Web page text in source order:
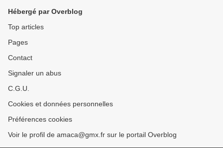
Hébergé par Overblog
Top articles
Pages
Contact
Signaler un abus
C.G.U.
Cookies et données personnelles
Préférences cookies
Voir le profil de amaca@gmx.fr sur le portail Overblog